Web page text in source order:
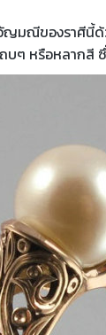
มณีของราศีนี้ด้
บๆ หรือหลากสี